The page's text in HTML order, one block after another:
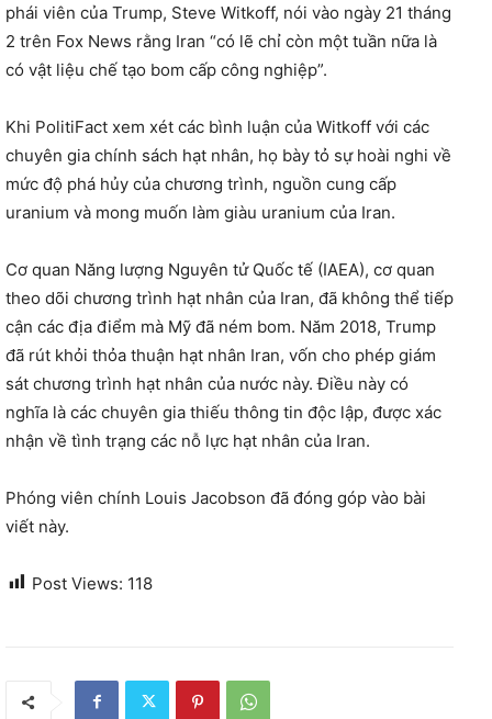
phái viên của Trump, Steve Witkoff, nói vào ngày 21 tháng
2 trên Fox News rằng Iran “có lẽ chỉ còn một tuần nữa là
có vật liệu chế tạo bom cấp công nghiệp”.
Khi PolitiFact xem xét các bình luận của Witkoff với các
chuyên gia chính sách hạt nhân, họ bày tỏ sự hoài nghi về
mức độ phá hủy của chương trình, nguồn cung cấp
uranium và mong muốn làm giàu uranium của Iran.
Cơ quan Năng lượng Nguyên tử Quốc tế (IAEA), cơ quan
theo dõi chương trình hạt nhân của Iran, đã không thể tiếp
cận các địa điểm mà Mỹ đã ném bom. Năm 2018, Trump
đã rút khỏi thỏa thuận hạt nhân Iran, vốn cho phép giám
sát chương trình hạt nhân của nước này. Điều này có
nghĩa là các chuyên gia thiếu thông tin độc lập, được xác
nhận về tình trạng các nỗ lực hạt nhân của Iran.
Phóng viên chính Louis Jacobson đã đóng góp vào bài
viết này.
Post Views: 118